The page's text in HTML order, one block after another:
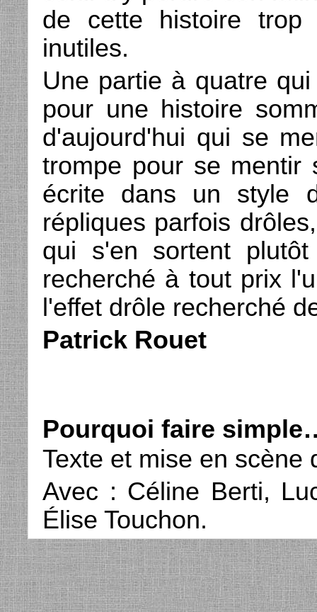
de cette histoire
inutiles.
Une partie à quatre
pour une histoire
d'aujourd'hui qui se
trompe pour se mentir
écrite dans un style
répliques parfois
qui s'en sortent
recherché à tout prix
l'effet drôle recherché
Patrick Rouet
Pourquoi faire
Texte et mise en scène
Avec : Céline Berti,
Élise Touchon.